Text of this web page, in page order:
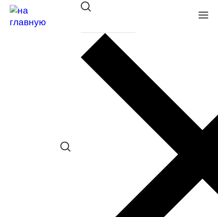
Футляр EI 277 col 02
в наличии (Больше 5 шт.) *наличие
товара в конкретном салоне
необходимо уточнять отдельно
Сравнить товар